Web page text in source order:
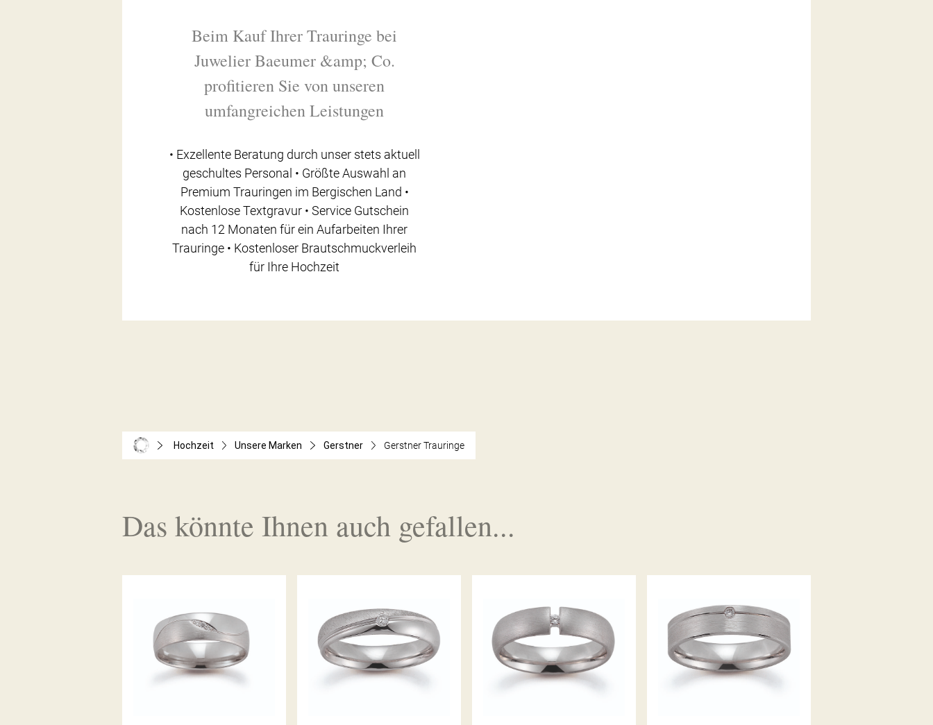
Beim Kauf Ihrer Trauringe bei
Juwelier Baeumer &amp; Co.
profitieren Sie von unseren
umfangreichen Leistungen
• Exzellente Beratung durch unser stets aktuell
geschultes Personal • Größte Auswahl an
Premium Trauringen im Bergischen Land •
Kostenlose Textgravur • Service Gutschein
nach 12 Monaten für ein Aufarbeiten Ihrer
Trauringe • Kostenloser Brautschmuckverleih
für Ihre Hochzeit
Hochzeit Unsere Marken Gerstner Gerstner Trauringe
Das könnte Ihnen auch gefallen...
GERSTNER TRAURINGE GERSTNER TRAURINGE GERSTNER TRAURINGE GERSTNER TRAURINGE